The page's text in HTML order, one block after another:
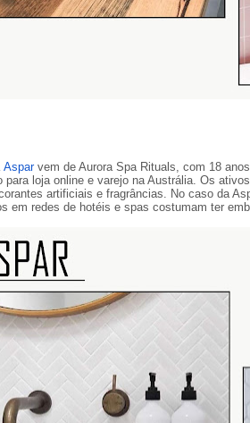
Asparvem de Aurora Spa Rituals, com 18
para loja online e varejo na Austrália. Os
artificiais e fragrâncias. No caso da
em redes de hotéis e spas costumam ter